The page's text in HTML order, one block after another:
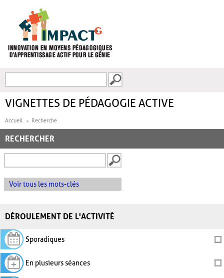
FORMULAIRE DE
VIGNETTES DE PÉDAGOGIE ACTIVE
Accueil Recherche
RECHERCHER
Voir tous les mots-clés
DÉROULEMENT DE L'ACTIVITÉ
Sporadiques
En plusieurs séances